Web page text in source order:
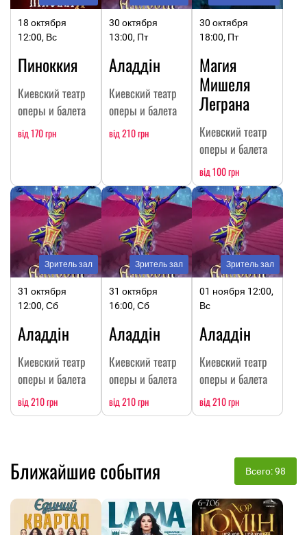
18 октября
12:00, Вс
Пиноккия
Киевский театр
оперы и балета
від 170 грн
30 октября
13:00, Пт
Аладдін
Киевский театр
оперы и балета
від 210 грн
30 октября
18:00, Пт
Магия
Мишеля
Леграна
Киевский театр
оперы и балета
від 100 грн
Зритель зал
31 октября
12:00, Сб
Аладдін
Киевский театр
оперы и балета
від 210 грн
Зритель зал
31 октября
16:00, Сб
Аладдін
Киевский театр
оперы и балета
від 210 грн
Зритель зал
01 ноября 12:00,
Вс
Аладдін
Киевский театр
оперы и балета
від 210 грн
Ближайшие события Всего: 98